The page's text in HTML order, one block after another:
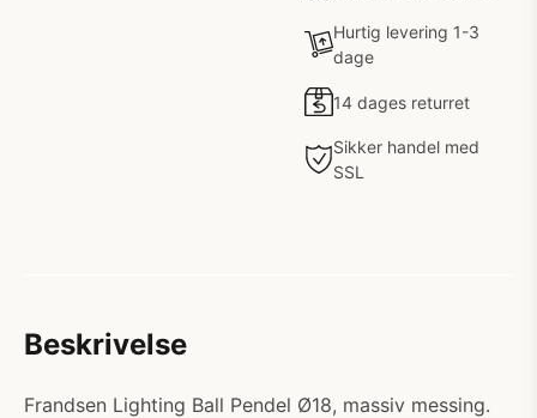
Hurtig levering 1-3
dage
14 dages returret
Sikker handel med
SSL
Beskrivelse
Frandsen Lighting Ball Pendel Ø18, massiv messing.